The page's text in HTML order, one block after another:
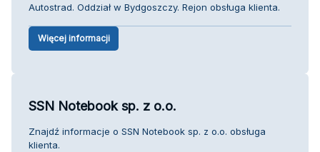
Autostrad. Oddział w Bydgoszczy. Rejon obsługa klienta.
Więcej informacji
SSN Notebook sp. z o.o.
Znajdź informacje o SSN Notebook sp. z o.o. obsługa
klienta.